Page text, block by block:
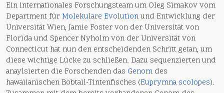
Ein internationales Forschungsteam um Oleg Simakov vom
Department für Molekulare Evolutionund Entwicklung der
Universität Wien, Jamie Foster von der Universität von
Florida und Spencer Nyholm von der Universität von
Connecticut hat nun den entscheidenden Schritt getan, um
diese wichtige Lücke zu schließen. Dazu sequenzierten und
anaylsierten die Forschenden das Genom des
hawaiianischen Bobtail-Tintenfisches (Euprymna scolopes).